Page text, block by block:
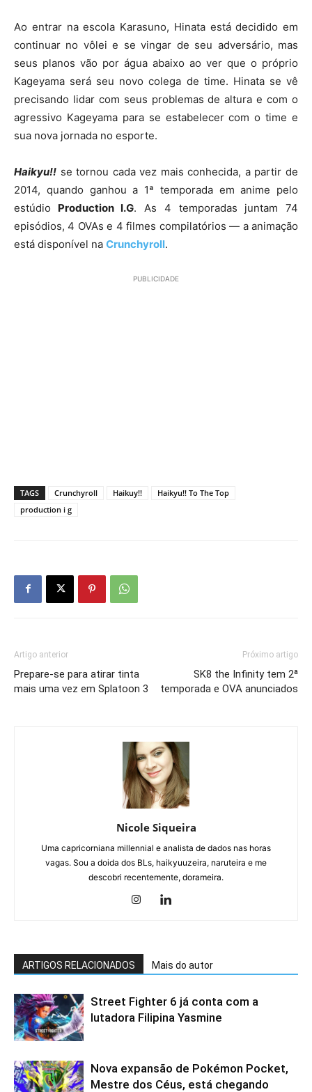
Ao entrar na escola Karasuno, Hinata está decidido em
continuar no vôlei e se vingar de seu adversário, mas
seus planos vão por água abaixo ao ver que o próprio
Kageyama será seu novo colega de time. Hinata se vê
precisando lidar com seus problemas de altura e com o
agressivo Kageyama para se estabelecer com o time e
sua nova jornada no esporte.
Haikyu!! se tornou cada vez mais conhecida, a partir de
2014, quando ganhou a 1ª temporada em anime pelo
estúdio Production I.G. As 4 temporadas juntam 74
episódios, 4 OVAs e 4 filmes compilatórios — a animação
está disponível na Crunchyroll.
PUBLICIDADE
TAGS Crunchyroll Haikuy!!
Haikyu!! To The Top
production i g
Artigo anterior
Prepare-se para atirar tinta
mais uma vez em Splatoon 3
Próximo artigo
SK8 the Infinity tem 2ª
temporada e OVA anunciados
Nicole Siqueira
Uma capricorniana millennial e analista de dados nas horas
vagas. Sou a doida dos BLs, haikyuuzeira, naruteira e me
descobri recentemente, dorameira.
ARTIGOS RELACIONADOS Mais do autor
Street Fighter 6 já conta com a
lutadora Filipina Yasmine
Nova expansão de Pokémon Pocket,
Mestre dos Céus, está chegando